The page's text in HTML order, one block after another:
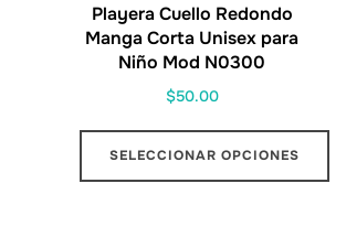
Playera Cuello Redondo
Manga Corta Unisex para
Niño Mod N0300
$50.00
SELECCIONAR OPCIONES